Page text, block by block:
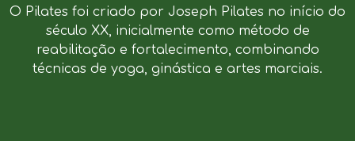
O Pilates foi criado por Joseph Pilates no início do
século XX, inicialmente como método de
reabilitação e fortalecimento, combinando
técnicas de yoga, ginástica e artes marciais.